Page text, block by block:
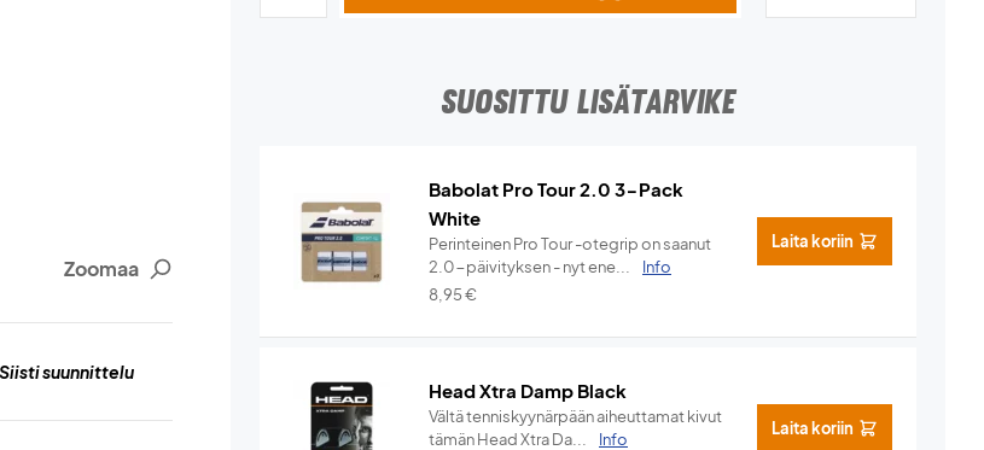
Zoomaa
Siisti suunnittelu
SUOSITTU LISÄTARVIKE
Babolat Pro Tour 2.0 3-Pack
White
Perinteinen Pro Tour -otegrip on saanut
2.0-päivityksen - nyt ene...
Info
8,95€
Laita koriin
Head Xtra Damp Black
Vältä tenniskyynärpään aiheuttamat kivut
tämän Head Xtra Da...
Info
Laita koriin